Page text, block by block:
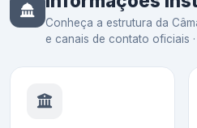
Conheça a estrutura da
e canais de contato oficiais ·